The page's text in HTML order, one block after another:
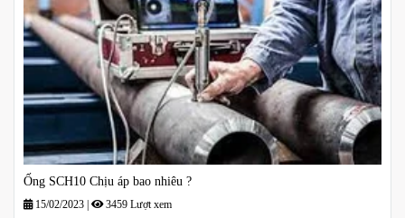
Ống SCH10 Chịu áp bao nhiêu ?
15/02/2023 | 3459 Lượt xem